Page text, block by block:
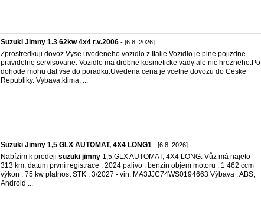
Suzuki Jimny 1.3 62kw 4x4 r.v.2006 - [6.8. 2026]
Zprostredkuji dovoz Vyse uvedeneho vozidlo z Italie.Vozidlo je plne pojizdne
pravidelne servisovane. Vozidlo ma drobne kosmeticke vady ale nic hrozneho.Po
dohode mohu dat vse do poradku.Uvedena cena je vcetne dovozu do Ceske
Republiky. Vybava:klima, ...
Suzuki Jimny 1,5 GLX AUTOMAT, 4X4 LONG1 - [6.8. 2026]
Nabízím k prodeji suzuki jimny 1,5 GLX AUTOMAT, 4X4 LONG. Vůz má najeto
313 km. datum první registrace : 2024 palivo : benzín objem motoru : 1 462 ccm
výkon : 75 kw platnost STK : 3/2027 - vin: MA3JJC74WS0194663 Výbava : ABS,
Android ...